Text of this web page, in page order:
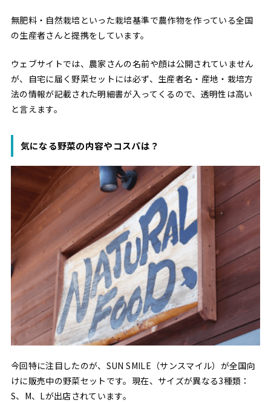
無肥料・自然栽培といった栽培基準で農作物を作っている全国
の生産者さんと提携をしています。
ウェブサイトでは、農家さんの名前や顔は公開されていません
が、自宅に届く野菜セットには必ず、生産者名・産地・栽培方
法の情報が記載された明細書が入ってくるので、透明性は高い
と言えます。
気になる野菜の内容やコスパは？
今回特に注目したのが、SUN SMILE（サンスマイル）が全国向
けに販売中の野菜セットです。現在、サイズが異なる3種類：
S、M、Lが出店されています。